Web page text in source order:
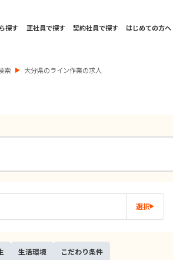
探す 正社員で探す 契約社員で探す はじめての方へ
索 大分県のライン作業の求人
選択
生活環境 こだわり条件